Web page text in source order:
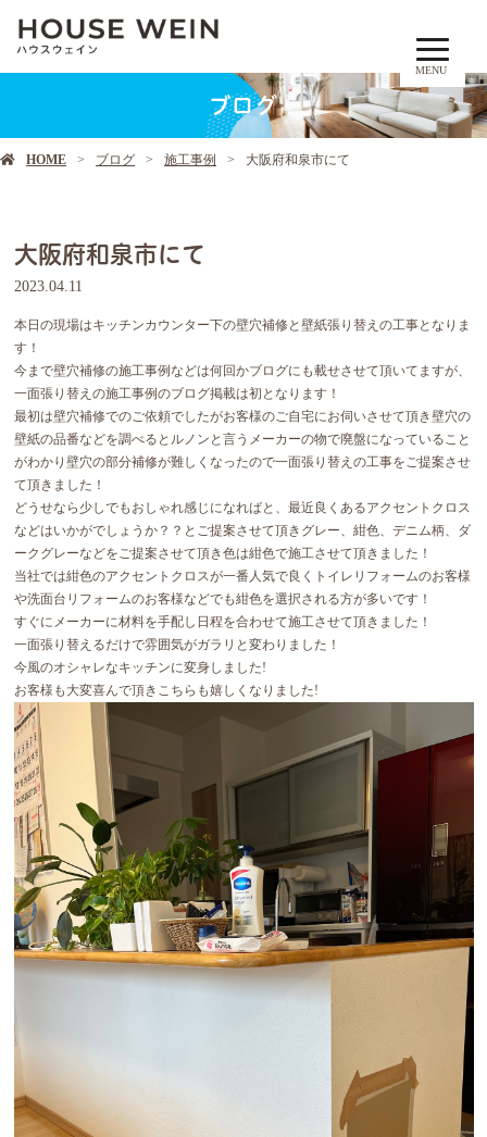
MENU
ブログ
HOME ブログ 施工事例 大阪府和泉市にて
大阪府和泉市にて
2023.04.11
本日の現場はキッチンカウンター下の壁穴補修と壁紙張り替えの工事となりま
す！
今まで壁穴補修の施工事例などは何回かブログにも載せさせて頂いてますが、
一面張り替えの施工事例のブログ掲載は初となります！
最初は壁穴補修でのご依頼でしたがお客様のご自宅にお伺いさせて頂き壁穴の
壁紙の品番などを調べるとルノンと言うメーカーの物で廃盤になっていること
がわかり壁穴の部分補修が難しくなったので一面張り替えの工事をご提案させ
て頂きました！
どうせなら少しでもおしゃれ感じになればと、最近良くあるアクセントクロス
などはいかがでしょうか？？とご提案させて頂きグレー、紺色、デニム柄、ダ
ークグレーなどをご提案させて頂き色は紺色で施工させて頂きました！
当社では紺色のアクセントクロスが一番人気で良くトイレリフォームのお客様
や洗面台リフォームのお客様などでも紺色を選択される方が多いです！
すぐにメーカーに材料を手配し日程を合わせて施工させて頂きました！
一面張り替えるだけで雰囲気がガラリと変わりました！
今風のオシャレなキッチンに変身しました!
お客様も大変喜んで頂きこちらも嬉しくなりました!